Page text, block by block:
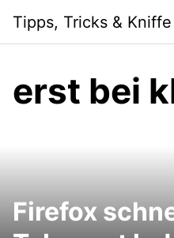
content
Tipps, Tricks & Kniffe
erst bei
Firefox